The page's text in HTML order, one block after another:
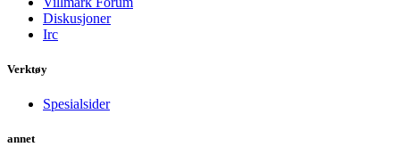
Diskusjoner
Irc
Verktøy
Spesialsider
annet